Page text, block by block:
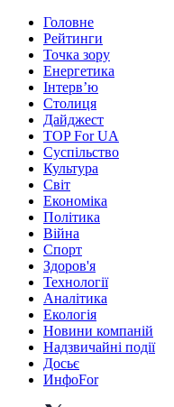
Головне
Рейтинги
Точка зору
Енергетика
Інтерв’ю
Столиця
Дайджест
TOP For UA
Суспiльство
Культура
Світ
Економіка
Політика
Війна
Спорт
Здоров'я
Технології
Аналітика
Екологія
Новини компаній
Надзвичайні події
Досьє
ИнфоFor